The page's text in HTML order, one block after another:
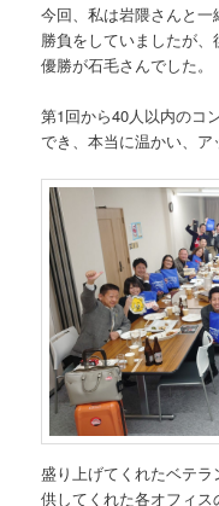
今回、私は岩隈さんと
勝負をしていましたが
優勝が石毛さんでした。
第1回から40人以内のコ
でき、本当に温かい、ア
盛り上げてくれたベテ
供してくれた各オフィス